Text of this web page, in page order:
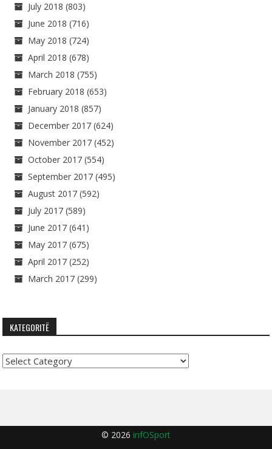
July 2018 (803)
June 2018 (716)
May 2018 (724)
April 2018 (678)
March 2018 (755)
February 2018 (653)
January 2018 (857)
December 2017 (624)
November 2017 (452)
October 2017 (554)
September 2017 (495)
August 2017 (592)
July 2017 (589)
June 2017 (641)
May 2017 (675)
April 2017 (252)
March 2017 (299)
KATEGORITË
Kategoritë
© 2026 infOSport